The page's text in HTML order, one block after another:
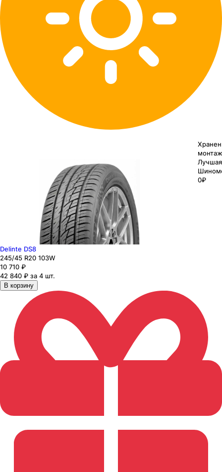
0₽
Delinte DS8
245/45 R20 103W
10 710 ₽
42 840 ₽ за 4 шт.
В корзину